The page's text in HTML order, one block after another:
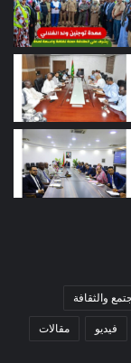
والثقافة
فيديو مقالات